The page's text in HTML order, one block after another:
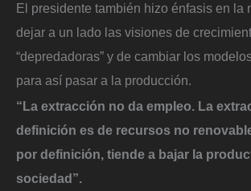
El presidente también hizo énfasis en la
dejar a un lado las visiones de
“depredadoras” y de cambiar los
para así pasar a la producción.
“La extracción no da empleo. La
definición es de recursos no
por definición, tiende a bajar la
sociedad”.